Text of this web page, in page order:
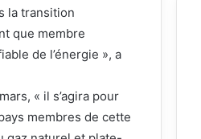
la transition
que membre
de l’énergie », a
« il s’agira pour
membres de cette